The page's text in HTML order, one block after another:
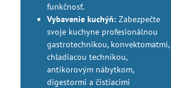
funkčnosť.
Vybavenie kuchýň:Zabezpečte
svoje kuchyne profesionálnou
gastrotechnikou, konvektomatmi,
chladiacou technikou,
antikorovým nábytkom,
digestormi a čistiacimi